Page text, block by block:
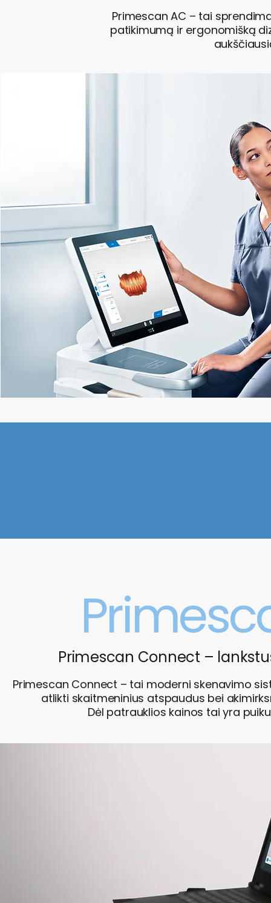
Primescan AC – tai
patikimumą ir ergonomišką
Primescan Connect –
Primescan Connect – tai moderni skenavimo
atlikti skaitmeninius atspaudus bei
Dėl patrauklios kainos tai yra